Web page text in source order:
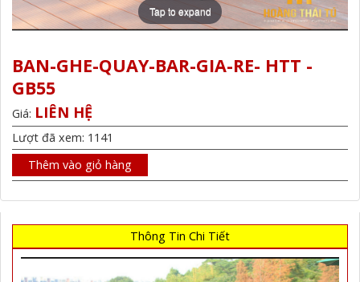
Tap to expand
BAN-GHE-QUAY-BAR-GIA-RE- HTT -
GB55
Giá: LIÊN HỆ
Lượt đã xem: 1141
Thêm vào giỏ hàng
Thông Tin Chi Tiết